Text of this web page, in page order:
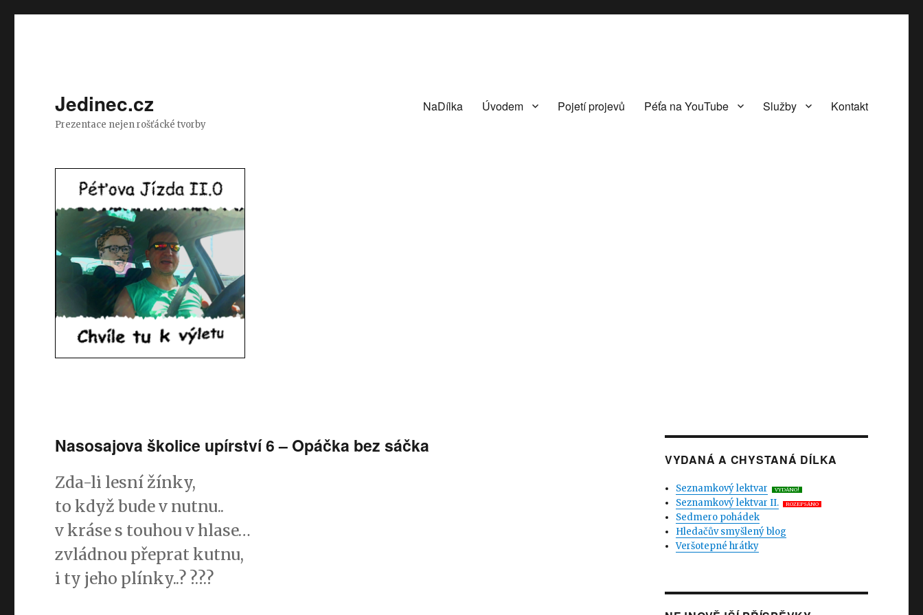
Jedinec.cz
Prezentace nejen rošťácké tvorby
NaDílka Úvodem Pojetí projevů Péťa na YouTube Služby Kontakt
Nasosajova školice upírství 6 – Opáčka bez sáčka
Zda-li lesní žínky,
to když bude v nutnu..
v kráse s touhou v hlase…
zvládnou přeprat kutnu,
i ty jeho plínky..? ?.?.?
VYDANÁ A CHYSTANÁ DÍLKA
Seznamkový lektvar VYDÁNO!
Seznamkový lektvar II. ROZEPSÁNO
Sedmero pohádek
Hledačův smyšlený blog
Veršotepné hrátky